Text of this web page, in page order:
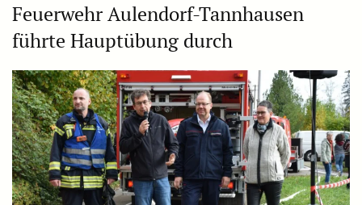
Feuerwehr Aulendorf-Tannhausen
führte Hauptübung durch